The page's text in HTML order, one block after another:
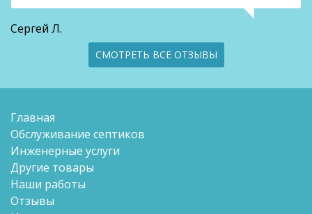
Сергей Л.
СМОТРЕТЬ ВСЕ ОТЗЫВЫ
Главная
Обслуживание септиков
Инженерные услуги
Другие товары
Наши работы
Отзывы